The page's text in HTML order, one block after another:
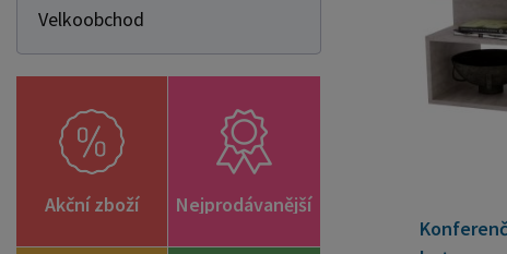
Velkoobchod
Akční zboží Nejprodávanější